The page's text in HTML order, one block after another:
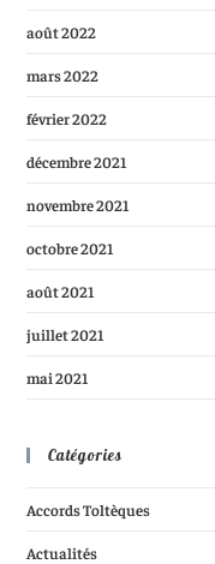
août 2022
mars 2022
février 2022
décembre 2021
novembre 2021
octobre 2021
août 2021
juillet 2021
mai 2021
Catégories
Accords Toltèques
Actualités